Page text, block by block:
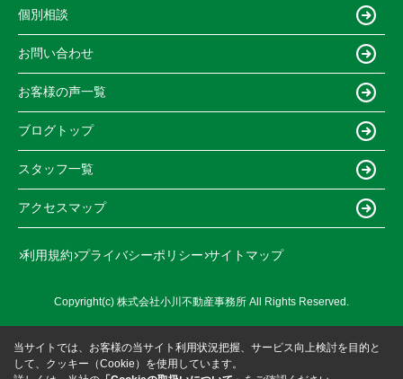
個別相談
お問い合わせ
お客様の声一覧
ブログトップ
スタッフ一覧
アクセスマップ
利用規約 プライバシーポリシー サイトマップ
Copyright(c) 株式会社小川不動産事務所 All Rights Reserved.
当サイトでは、お客様の当サイト利用状況把握、サービス向上検討を目的と
して、クッキー（Cookie）を使用しています。